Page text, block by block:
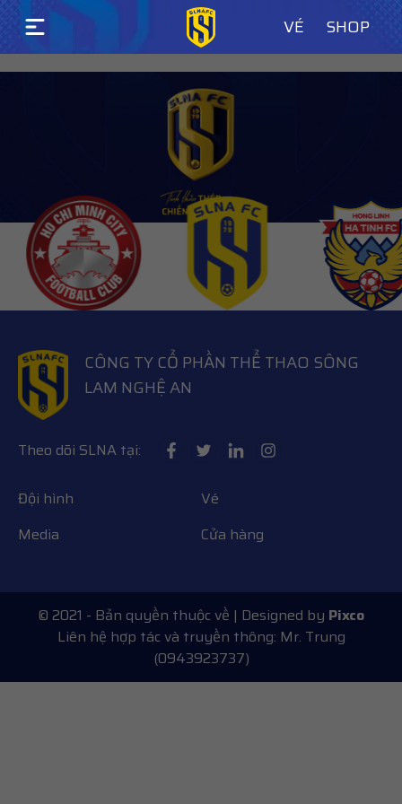
VÉ SHOP
LASTEST WORKS
CÔNG TY CỔ PHẦN THỂ THAO SÔNG
LAM NGHỆ AN
Theo dõi SLNA tại:
Đội hình
Vé
Media
Cửa hàng
© 2021 - Bản quyền thuộc về | Designed by Pixco
Liên hệ hợp tác và truyền thông: Mr. Trung
(0943923737)